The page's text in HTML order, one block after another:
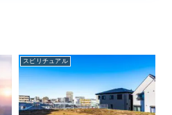
スピリチュアル